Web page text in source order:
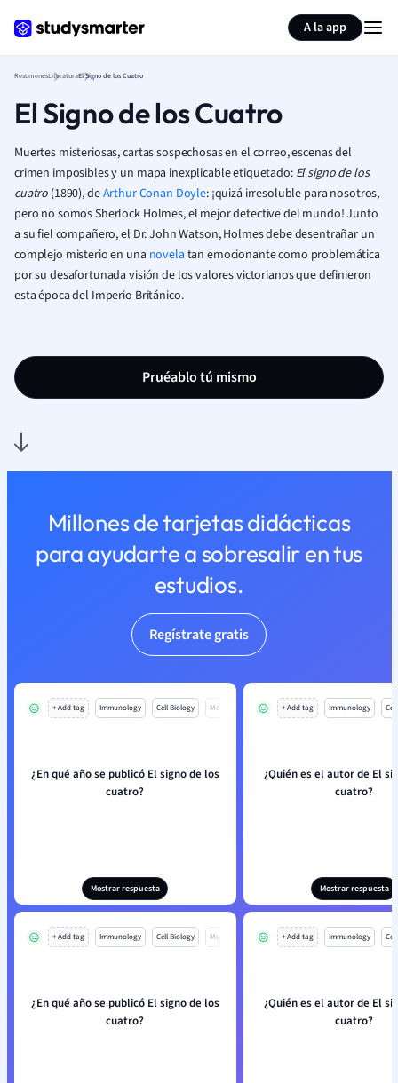
A la app
ResumenesLiteraturaEl Signo de los Cuatro
El Signo de los Cuatro
Muertes misteriosas, cartas sospechosas en el correo, escenas del
crimen imposibles y un mapa inexplicable etiquetado: El signo de los
cuatro (1890), deArthur Conan Doyle: ¡quizá irresoluble para nosotros,
pero no somos Sherlock Holmes, el mejor detective del mundo! Junto
a su fiel compañero, el Dr. John Watson, Holmes debe desentrañar un
complejo misterio en una novela tan emocionante como problemática
por su desafortunada visión de los valores victorianos que definieron
esta épocadel Imperio Británico.
Pruéablo tú mismo
Millones de tarjetas didácticas
para ayudarte a sobresalir en tus
estudios.
Regístrate gratis
+ Add tag Immunology Cell Biology Mo
¿En qué año se publicó El signo de los
cuatro?
Mostrar respuesta
+ Add tag Immunology
¿Quién es el autor de El
cuatro?
Mostrar respuesta
+ Add tag Immunology Cell Biology Mo
¿En qué año se publicó El signo de los
cuatro?
+ Add tag Immunology
¿Quién es el autor de El
cuatro?
Resumir página